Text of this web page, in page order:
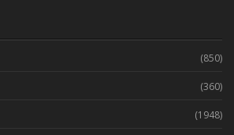
(850)
(360)
(1948)